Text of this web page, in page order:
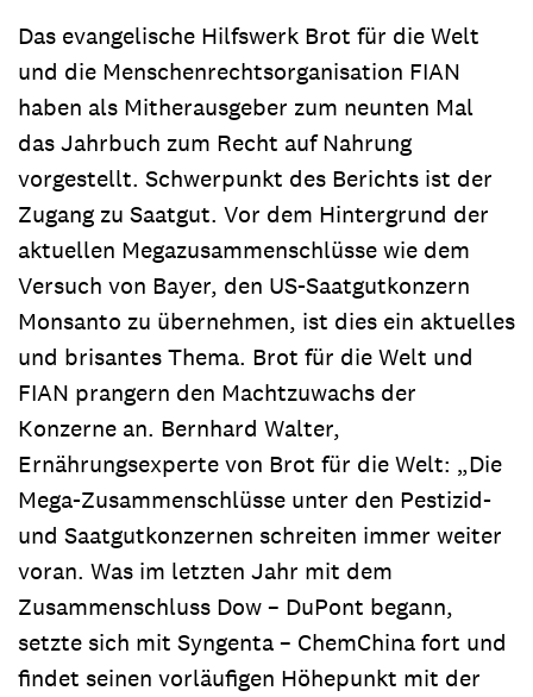
Das evangelische Hilfswerk Brot für die Welt
und die Menschenrechtsorganisation FIAN
haben als Mitherausgeber zum neunten Mal
das Jahrbuch zum Recht auf Nahrung
vorgestellt. Schwerpunkt des Berichts ist der
Zugang zu Saatgut. Vor dem Hintergrund der
aktuellen Megazusammenschlüsse wie dem
Versuch von Bayer, den US-Saatgutkonzern
Monsanto zu übernehmen, ist dies ein aktuelles
und brisantes Thema. Brot für die Welt und
FIAN prangern den Machtzuwachs der
Konzerne an. Bernhard Walter,
Ernährungsexperte von Brot für die Welt: „Die
Mega-Zusammenschlüsse unter den Pestizid-
und Saatgutkonzernen schreiten immer weiter
voran. Was im letzten Jahr mit dem
Zusammenschluss Dow – DuPont begann,
setzte sich mit Syngenta – ChemChina fort und
findet seinen vorläufigen Höhepunkt mit der